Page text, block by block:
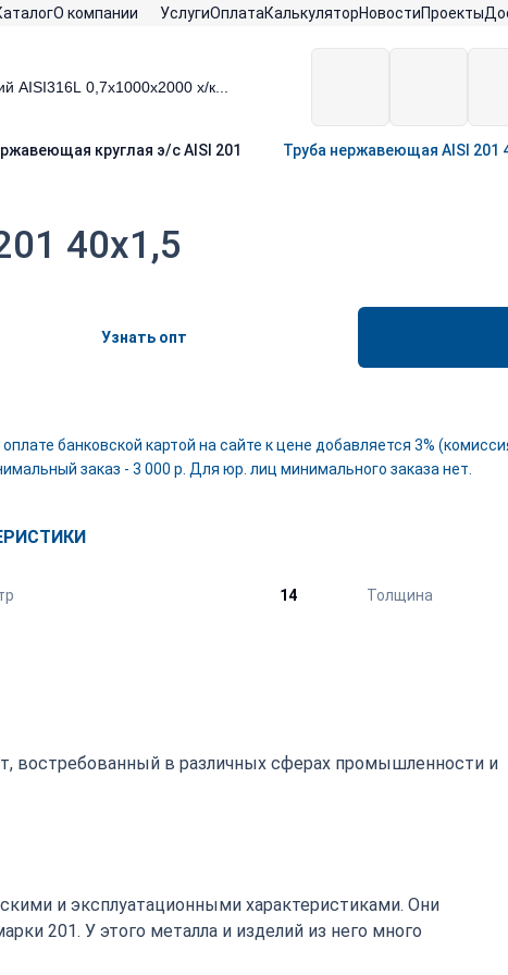
О компании УслугиОплатаКалькуляторНовостиПроекты
круглая э/c AISI 201 Труба нержавеющая AISI 201
40х1,5
Узнать опт
оплате банковской картой на сайте к цене добавляется 3%
заказ - 3 000 р. Для юр. лиц минимального заказа нет.
14 Толщина
востребованный в различных сферах промышленности и
и эксплуатационными характеристиками. Они
201. У этого металла и изделий из него много